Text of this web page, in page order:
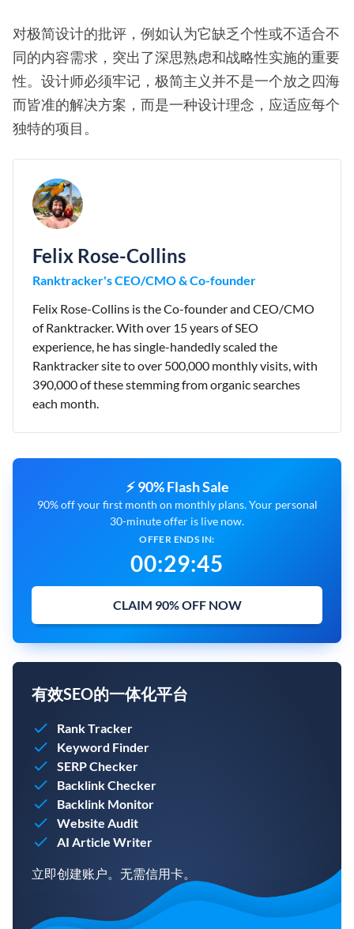
对极简设计的批评，例如认为它缺乏个性或不适合不
同的内容需求，突出了深思熟虑和战略性实施的重要
性。设计师必须牢记，极简主义并不是一个放之四海
而皆准的解决方案，而是一种设计理念，应适应每个
独特的项目。
Felix Rose-Collins
Ranktracker's CEO/CMO & Co-founder
Felix Rose-Collins is the Co-founder and CEO/CMO
of Ranktracker. With over 15 years of SEO
experience, he has single-handedly scaled the
Ranktracker site to over 500,000 monthly visits, with
390,000 of these stemming from organic searches
each month.
⚡ 90% Flash Sale
90% off your first month on monthly plans. Your personal
30-minute offer is live now.
OFFER ENDS IN:
00:29:44
CLAIM 90% OFF NOW
有效SEO的一体化平台
Rank Tracker
Keyword Finder
SERP Checker
Backlink Checker
Backlink Monitor
Website Audit
AI Article Writer
立即创建账户。无需信用卡。